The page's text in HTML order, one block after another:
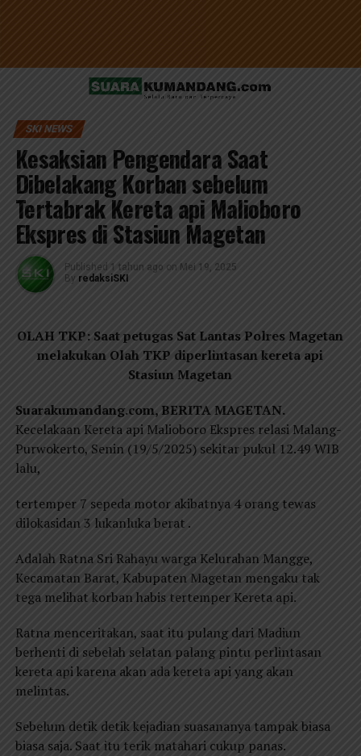
SKI NEWS
Kesaksian Pengendara Saat
Dibelakang Korban sebelum
Tertabrak Kereta api Malioboro
Ekspres di Stasiun Magetan
Published 1 tahun ago on Mei 19, 2025
By redaksiSKI
OLAH TKP: Saat petugas Sat Lantas Polres Magetan
melakukan Olah TKP diperlintasan kereta api
Stasiun Magetan
Suarakumandang.com, BERITA MAGETAN.
Kecelakaan Kereta api Malioboro Ekspres relasi Malang-
Purwokerto, Senin (19/5/2025) sekitar pukul 12.49 WIB
lalu,
tertemper 7 sepeda motor akibatnya 4 orang tewas
dilokasidan 3 lukanluka berat .
Adalah Ratna Sri Rahayu warga Kelurahan Mangge,
Kecamatan Barat, Kabupaten Magetan mengaku tak
tega melihat korban habis tertemper Kereta api.
Ratna menceritakan, saat itu pulang dari Madiun
berhenti di sebelah selatan palang pintu perlintasan
kereta api karena akan ada kereta api yang akan
melintas.
Sebelum detik detik kejadian suasananya tampak biasa
biasa saja. Saat itu terik matahari cukup panas.